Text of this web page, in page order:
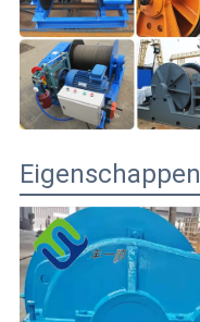
Eigenschappen